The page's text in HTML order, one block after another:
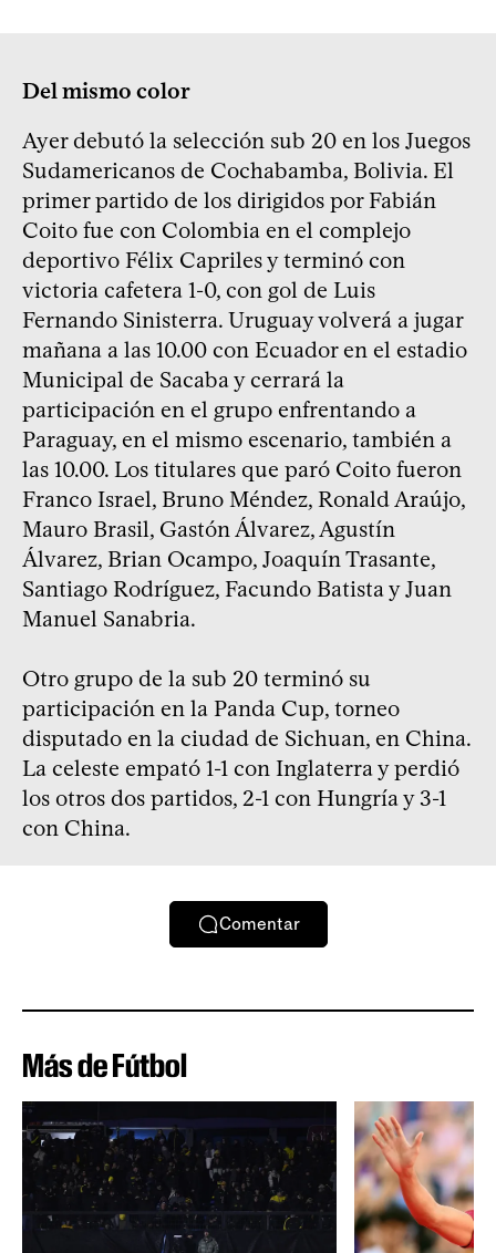
Del mismo color
Ayer debutó la selección sub 20 en los Juegos
Sudamericanos de Cochabamba, Bolivia. El
primer partido de los dirigidos por Fabián
Coito fue con Colombia en el complejo
deportivo Félix Capriles y terminó con
victoria cafetera 1-0, con gol de Luis
Fernando Sinisterra. Uruguay volverá a jugar
mañana a las 10.00 con Ecuador en el estadio
Municipal de Sacaba y cerrará la
participación en el grupo enfrentando a
Paraguay, en el mismo escenario, también a
las 10.00. Los titulares que paró Coito fueron
Franco Israel, Bruno Méndez, Ronald Araújo,
Mauro Brasil, Gastón Álvarez, Agustín
Álvarez, Brian Ocampo, Joaquín Trasante,
Santiago Rodríguez, Facundo Batista y Juan
Manuel Sanabria.
Otro grupo de la sub 20 terminó su
participación en la Panda Cup, torneo
disputado en la ciudad de Sichuan, en China.
La celeste empató 1-1 con Inglaterra y perdió
los otros dos partidos, 2-1 con Hungría y 3-1
con China.
Comentar
Más de Fútbol